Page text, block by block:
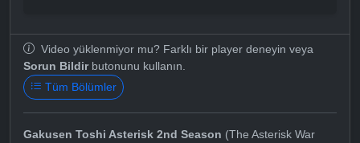
Video yüklenmiyor mu? Farklı bir player deneyin veya
Sorun Bildirbutonunu kullanın.
Tüm Bölümler
Gakusen Toshi Asterisk 2nd Season (The Asterisk War